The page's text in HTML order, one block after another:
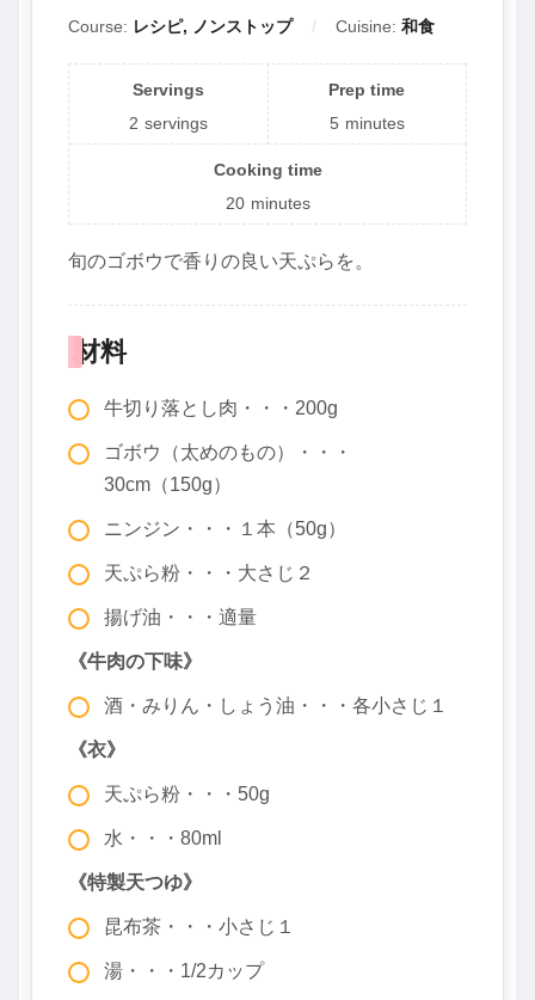
Course: レシピ, ノンストップ Cuisine: 和食
Servings
2 servings
Prep time
5 minutes
Cooking time
20 minutes
旬のゴボウで香りの良い天ぷらを。
材料
牛切り落とし肉・・・200g
ゴボウ（太めのもの）・・・
30cm（150g）
ニンジン・・・１本（50g）
天ぷら粉・・・大さじ２
揚げ油・・・適量
《牛肉の下味》
酒・みりん・しょう油・・・各小さじ１
《衣》
天ぷら粉・・・50g
水・・・80ml
《特製天つゆ》
昆布茶・・・小さじ１
湯・・・1/2カップ